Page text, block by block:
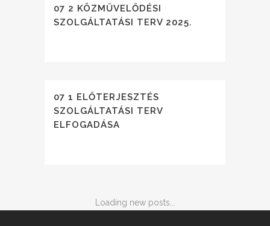
07 2 KÖZMŰVELŐDÉSI
SZOLGÁLTATÁSI TERV 2025.
07 1 ELŐTERJESZTÉS
SZOLGÁLTATÁSI TERV
ELFOGADÁSA